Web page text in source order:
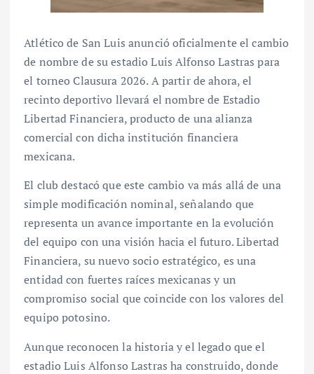
Atlético de San Luis anunció oficialmente el cambio
de nombre de su estadio Luis Alfonso Lastras para
el torneo Clausura 2026. A partir de ahora, el
recinto deportivo llevará el nombre de Estadio
Libertad Financiera, producto de una alianza
comercial con dicha institución financiera
mexicana.
El club destacó que este cambio va más allá de una
simple modificación nominal, señalando que
representa un avance importante en la evolución
del equipo con una visión hacia el futuro. Libertad
Financiera, su nuevo socio estratégico, es una
entidad con fuertes raíces mexicanas y un
compromiso social que coincide con los valores del
equipo potosino.
Aunque reconocen la historia y el legado que el
estadio Luis Alfonso Lastras ha construido, donde